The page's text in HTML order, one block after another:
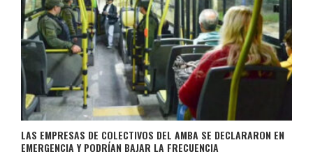
LAS EMPRESAS DE COLECTIVOS DEL AMBA SE DECLARARON EN
EMERGENCIA Y PODRÍAN BAJAR LA FRECUENCIA